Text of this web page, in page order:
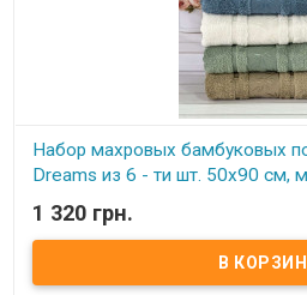
Набор махровых бамбуковых
Dreams из 6 - ти шт. 50х90 см,
В наличии
Набор махровых бамбуковых
шт. 50х90 см Размер: 50х90 см - 6
30% хлопок Плотность: 500 г/м.кв.
1 320 грн.